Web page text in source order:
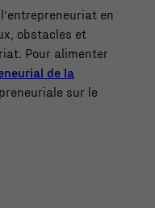
en
obstacles et
Pour alimenter
de la
sur le